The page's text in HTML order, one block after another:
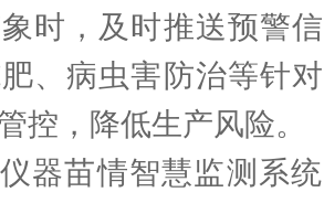
时，及时推送预警
、病虫害防治等针
控，降低生产风险。
器苗情智慧监测系